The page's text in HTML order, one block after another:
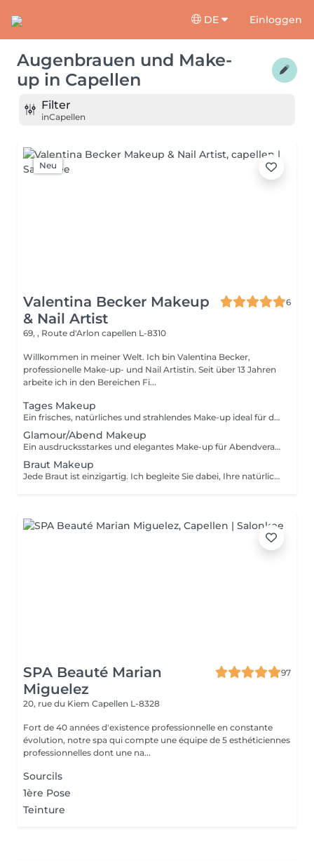
DE Einloggen
Augenbrauen und Make-
up in Capellen
Filter
inCapellen
Neu
Valentina Becker Makeup
& Nail Artist
6
69, , Route d'Arlon capellen L-8310
Willkommen in meiner Welt. Ich bin Valentina Becker,
professionelle Make-up- und Nail Artistin. Seit über 13 Jahren
arbeite ich in den Bereichen Fi...
Tages Makeup
Ein frisches, natürliches und strahlendes Make-up ideal für den Alltag, das Büro, ein Treffen oder besondere Anlässe am Tag. Es unterstreicht Ihre natürliche Schönheit, ohne aufdringlich zu wirken.
Glamour/Abend Makeup
Ein ausdrucksstarkes und elegantes Make-up für Abendveranstaltungen, Partys oder besondere Anlässe. Augen und/oder Lippen werden intensiver betont und sorgen für einen glamourösen, langanhaltenden Look.
Braut Makeup
Jede Braut ist einzigartig. Ich begleite Sie dabei, Ihre natürliche Schönheit an Ihrem Hochzeitstag mit einem individuell auf Sie abgestimmten Styling zu unterstreichen passend zu Ihrem Stil, Ihrem Hauttyp und Ihren Wünschen.Individuelle Angebotsanfrage.
SPA Beauté Marian
Miguelez
97
20, rue du Kiem Capellen L-8328
Fort de 40 années d'existence professionnelle en constante
évolution, notre spa qui compte une équipe de 5 esthéticiennes
professionnelles dont une na...
Sourcils
1ère Pose
Teinture